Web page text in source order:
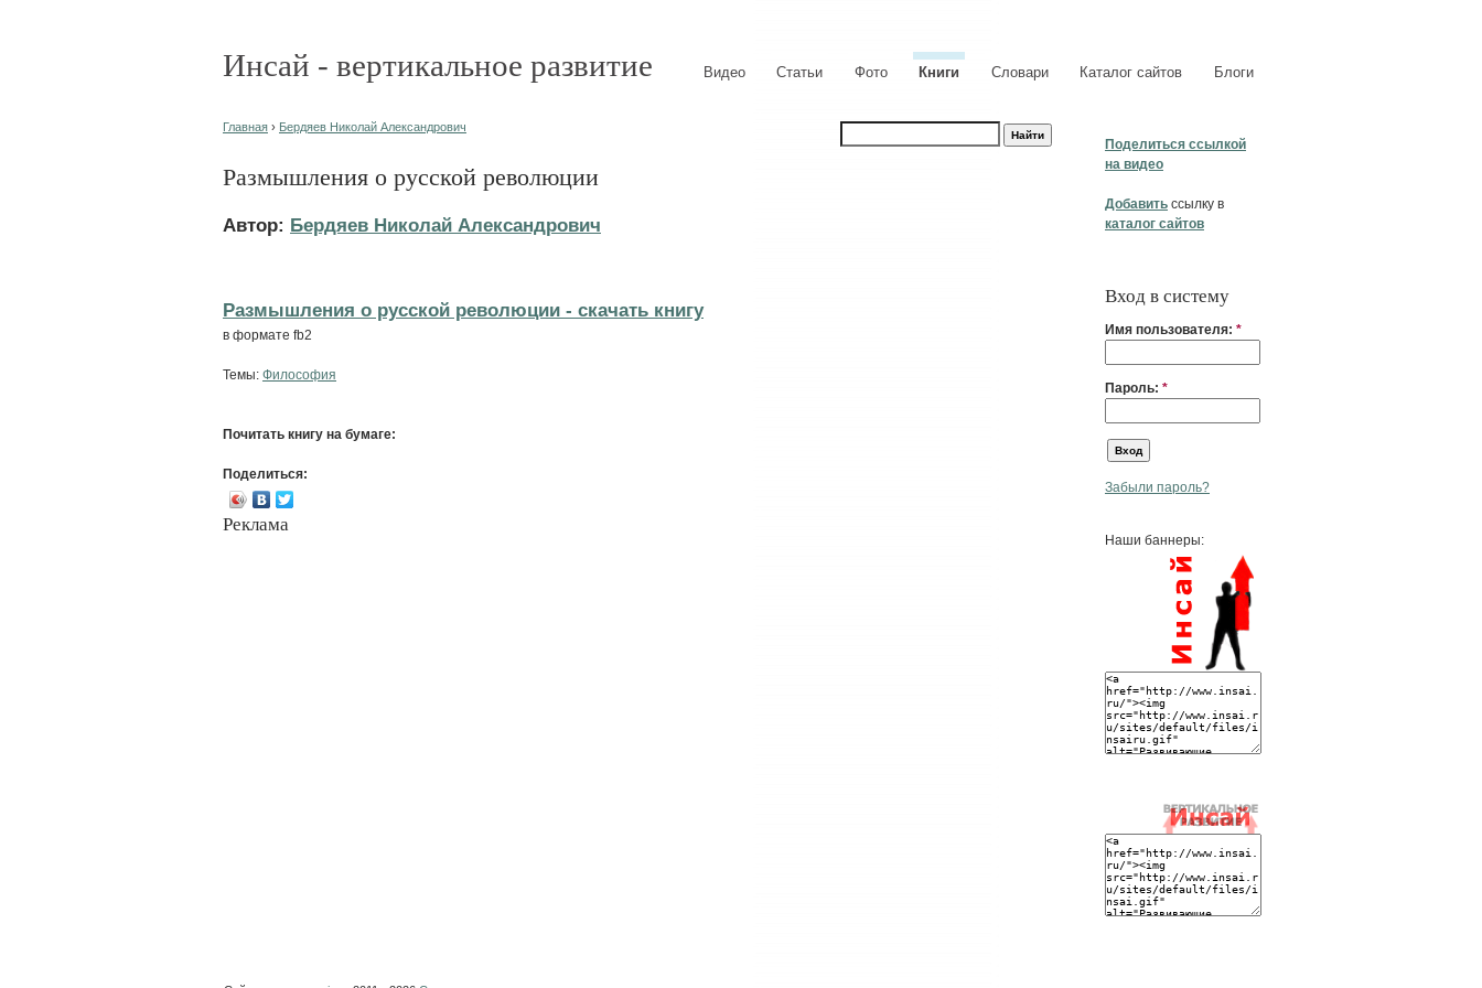
Инсай - вертикальное развитие Видео Статьи Фото Книги Словари Каталог сайтов Блоги
Поделиться ссылкой
на видео
Добавить ссылку в
каталог сайтов
Вход в систему
Имя пользователя: *
Пароль: *
Забыли пароль?
Наши баннеры:
Главная › Бердяев Николай Александрович
Размышления о русской революции
Автор: Бердяев Николай Александрович
Размышления о русской революции - cкачать книгу
в формате fb2
Темы: Философия
Почитать книгу на бумаге:
Поделиться:
Реклама